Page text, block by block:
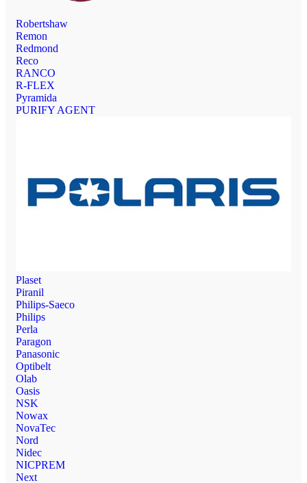
Robertshaw
Remon
Redmond
Reco
RANCO
R-FLEX
Pyramida
PURIFY AGENT
Plaset
Piranil
Philips-Saeco
Philips
Perla
Paragon
Panasonic
Optibelt
Olab
Oasis
NSK
Nowax
NovaTec
Nord
Nidec
NICPREM
Next